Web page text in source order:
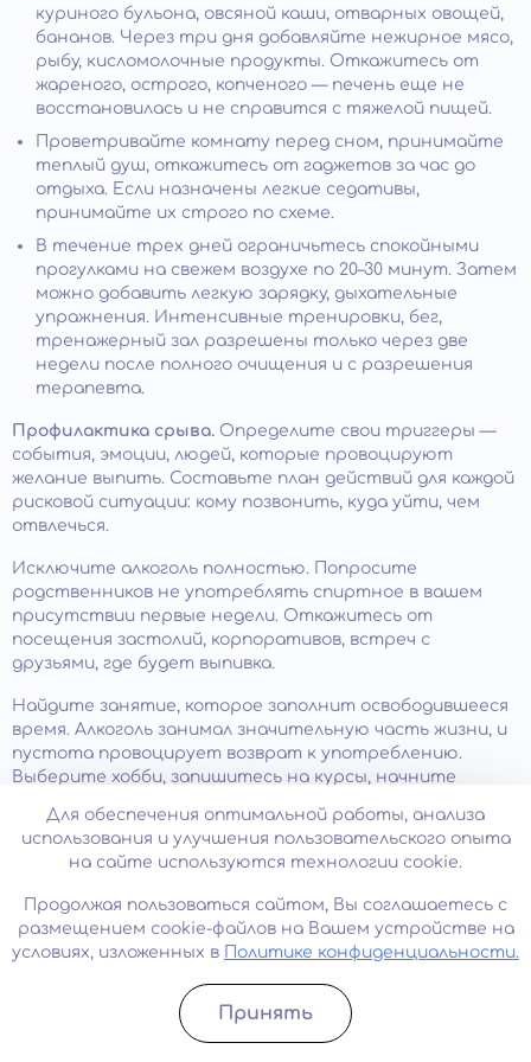
куриного бульона, овсяной каши, отварных овощей,
бананов. Через три дня добавляйте нежирное мясо,
рыбу, кисломолочные продукты. Откажитесь от
жареного, острого, копченого — печень еще не
восстановилась и не справится с тяжелой пищей.
Проветривайте комнату перед сном, принимайте
теплый душ, откажитесь от гаджетов за час до
отдыха. Если назначены легкие седативы,
принимайте их строго по схеме.
В течение трех дней ограничьтесь спокойными
прогулками на свежем воздухе по 20–30 минут. Затем
можно добавить легкую зарядку, дыхательные
упражнения. Интенсивные тренировки, бег,
тренажерный зал разрешены только через две
недели после полного очищения и с разрешения
терапевта.
Профилактика срыва. Определите свои триггеры —
события, эмоции, людей, которые провоцируют
желание выпить. Составьте план действий для каждой
рисковой ситуации: кому позвонить, куда уйти, чем
отвлечься.
Исключите алкоголь полностью. Попросите
родственников не употреблять спиртное в вашем
присутствии первые недели. Откажитесь от
посещения застолий, корпоративов, встреч с
друзьями, где будет выпивка.
Найдите занятие, которое заполнит освободившееся
время. Алкоголь занимал значительную часть жизни, и
пустота провоцирует возврат к употреблению.
Выберите хобби, запишитесь на курсы, начните
творчество, волонтерство помогают переключить
фокус внимания и получать удовольствие без
химической стимуляции.
Дальнейшее лечение алкогольной зависимости .
Детоксикация решает физическую проблему
интоксикации, но не устраняет психологическую
зависимость. Без комплексноголечения алкоголизма
риск срыва в течение трех месяцев превышает 80%.
Обратитесь к нам для подбора противорецидивной
Записатьcя
Для обеспечения оптимальной работы, анализа
использования и улучшения пользовательского опыта
на сайте используются технологии cookie.
Продолжая пользоваться сайтом, Вы соглашаетесь с
размещением cookie-файлов на Вашем устройстве на
условиях, изложенных в
Политике конфиденциальности.
Принять